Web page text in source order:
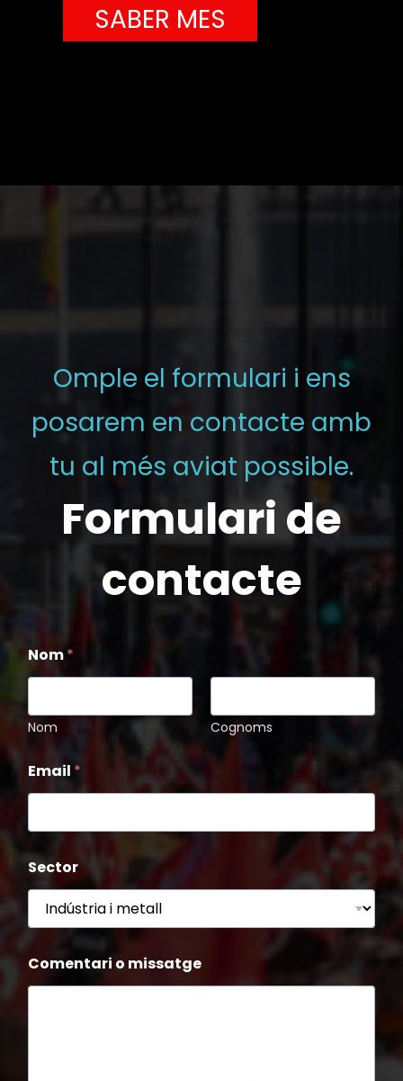
SABER MES
Omple el formulari i ens
posarem en contacte amb
tu al més aviat possible.
Formulari de
contacte
Nom*
Nom Cognoms
Email *
Sector
o
C
Comentari o missatge